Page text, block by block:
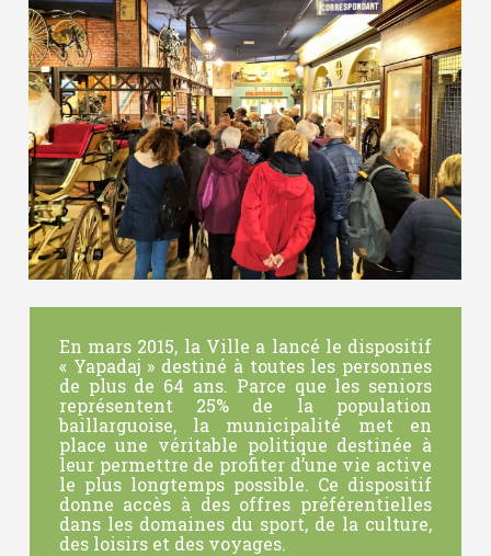
En mars 2015, la Ville a lancé le dispositif
« Yapadaj » destiné à toutes les personnes
de plus de 64 ans. Parce que les seniors
représentent 25% de la population
baillarguoise, la municipalité met en
place une véritable politique destinée à
leur permettre de profiter d’une vie active
le plus longtemps possible. Ce dispositif
donne accès à des offres préférentielles
dans les domaines du sport, de la culture,
des loisirs et des voyages.